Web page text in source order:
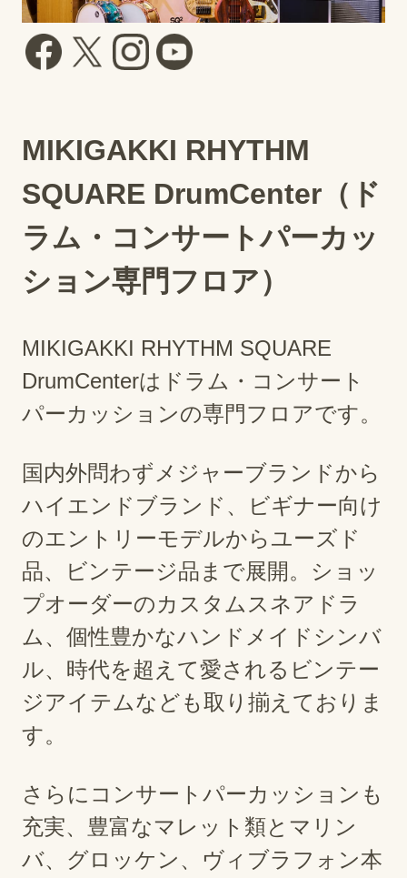
MIKIGAKKI RHYTHM
SQUARE DrumCenter（ド
ラム・コンサートパーカッ
ション専門フロア）
MIKIGAKKI RHYTHM SQUARE
DrumCenterはドラム・コンサート
パーカッションの専門フロアです。
国内外問わずメジャーブランドから
ハイエンドブランド、ビギナー向け
のエントリーモデルからユーズド
品、ビンテージ品まで展開。ショッ
プオーダーのカスタムスネアドラ
ム、個性豊かなハンドメイドシンバ
ル、時代を超えて愛されるビンテー
ジアイテムなども取り揃えておりま
す。
さらにコンサートパーカッションも
充実、豊富なマレット類とマリン
バ、グロッケン、ヴィブラフォン本